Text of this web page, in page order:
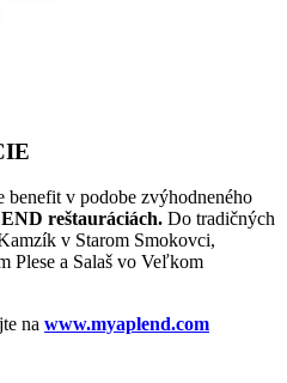
benefit v podobe zvýhodneného
reštauráciách. Do tradičných
v Starom Smokovci,
Plese a Salaš vo Veľkom
na www.myaplend.com